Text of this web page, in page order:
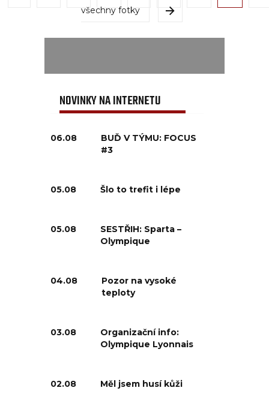
všechny fotky
NOVINKY NA INTERNETU
06.08
BUĎ V TÝMU: FOCUS
#3
05.08 Šlo to trefit i lépe
05.08
SESTŘIH: Sparta –
Olympique
04.08
Pozor na vysoké
teploty
03.08
Organizační info:
Olympique Lyonnais
02.08 Měl jsem husí kůži